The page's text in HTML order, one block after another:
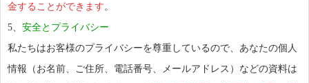
金することができます 。
5、 安全とプライバシー
私たちはお客様のプライバシーを尊重しているので、あなたの個人
情報（お名前、ご住所、電話番号、メールアドレス）などの資料は